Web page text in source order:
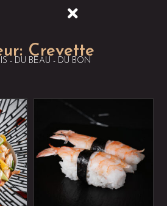
Crevette
- DU BEAU - DU BON